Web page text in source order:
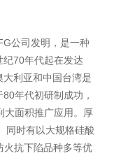
公司发明，是一种
纪70年代起在发达
利亚和中国台湾是
年代初研制成功，
大面积推广应用。厚
同时有以大规格硅酸
火抗下陷品种多等优